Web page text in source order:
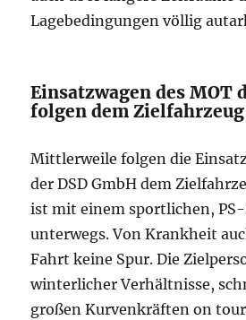
Lagebedingungen völlig
Einsatzwagen des MOT
folgen dem Zielfahrzeug
Mittlerweile folgen die
der DSD GmbH dem
ist mit einem sportlichen,
unterwegs. Von Krankheit
Fahrt keine Spur. Die
winterlicher Verhältnisse,
großen Kurvenkräften on